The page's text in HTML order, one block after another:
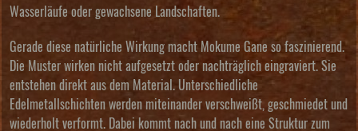
Wasserläufe oder gewachsene Landschaften.
Gerade diese natürliche Wirkung macht Mokume Gane so faszinierend.
Die Muster wirken nicht aufgesetzt oder nachträglich eingraviert. Sie
entstehen direkt aus dem Material. Unterschiedliche
Edelmetallschichten werden miteinander verschweißt, geschmiedet und
wiederholt verformt. Dabei kommt nach und nach eine Struktur zum